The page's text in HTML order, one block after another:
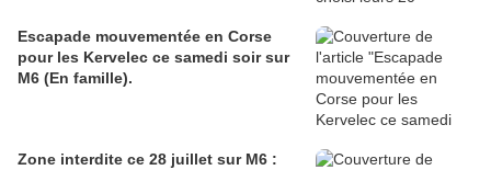
Escapade mouvementée en Corse
pour les Kervelec ce samedi soir sur
M6 (En famille).
Zone interdite ce 28 juillet sur M6 :